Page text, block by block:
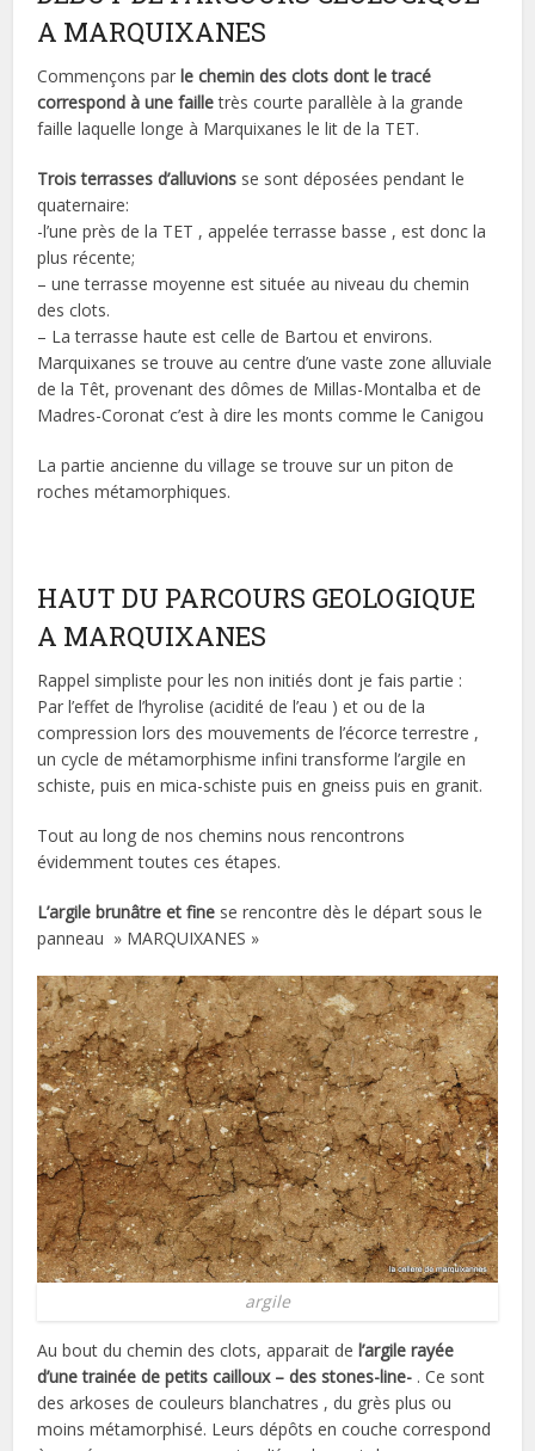
A MARQUIXANES
Commençons par le chemin des clots dont le tracé
correspond à une failletrès courte parallèle à la grande
faille laquelle longe à Marquixanes le lit de la TET.
Trois terrasses d’alluvions se sont déposées pendant le
quaternaire:
-l’une près de la TET , appelée terrasse basse , est donc la
plus récente;
– une terrasse moyenne est située au niveau du chemin
des clots.
– La terrasse haute est celle de Bartou et environs.
Marquixanes se trouve au centre d’une vaste zone alluviale
de la Têt, provenant des dômes de Millas-Montalba et de
Madres-Coronat c’est à dire les monts comme le Canigou
La partie ancienne du village se trouve sur un piton de
roches métamorphiques.
HAUT DU PARCOURS GEOLOGIQUE
A MARQUIXANES
Rappel simpliste pour les non initiés dont je fais partie :
Par l’effet de l’hyrolise (acidité de l’eau ) et ou de la
compression lors des mouvements de l’écorce terrestre ,
un cycle de métamorphisme infini transforme l’argile en
schiste, puis en mica-schiste puis en gneiss puis en granit.
Tout au long de nos chemins nous rencontrons
évidemment toutes ces étapes.
L’argile brunâtre et fine se rencontre dès le départ sous le
panneau » MARQUIXANES »
argile
Au bout du chemin des clots, apparait del’argile rayée
d’une trainée de petits cailloux – des stones-line- . Ce sont
des arkoses de couleurs blanchatres , du grès plus ou
moins métamorphisé. Leurs dépôts en couche correspond